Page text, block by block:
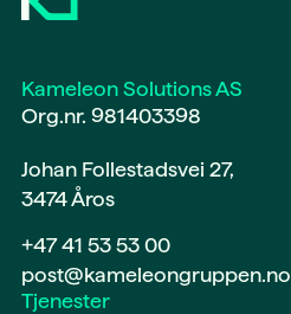
Kameleon Solutions AS
Org.nr. 981403398
Johan Follestadsvei 27,
3474 Åros
+47 41 53 53 00
post@kameleongruppen.no
Tjenester